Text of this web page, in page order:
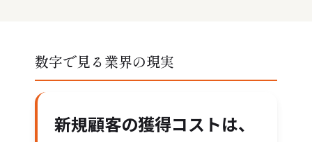
数字で見る業界の現実
新規顧客の獲得コストは、